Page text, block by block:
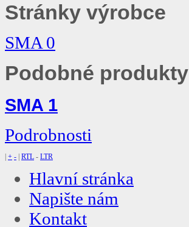
Stránky výrobce
SMA 0
Podobné produkty
SMA 1
Podrobnosti
+ - RTL - LTR
Hlavní stránka
Napište nám
Kontakt